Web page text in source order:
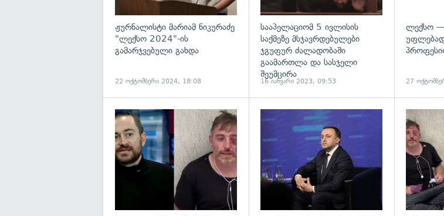
ჟურნალისტი მარიამ ნიკურაძე
"ლექსო 2024"-ის
გამარჯვებული გახდა
22 ოქტომბერი 2024, 18:08
სააპელაციომ 5 ივლისის
საქმეზე მსჯავრდებულები
ჯგუფურ ძალადობაში
გაამართლა და სასჯელი
შეუმცირა
16 იანვარი 2023, 09:53
ლექსო —
27
გადახედვა გადახედვა